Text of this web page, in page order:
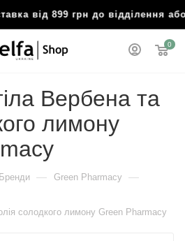
від 899 грн до відділення або
0
Вербена та
лимону
Бренди — Green Pharmacy —
солодкого лимону Green Pharmacy